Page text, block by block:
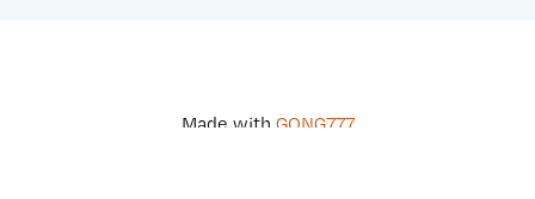
Made with GONG777